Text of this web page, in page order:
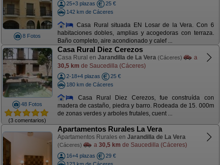
8 Fotos
25+3 plazas
25 €
142 km de Cáceres
Casa Rural situada EN Losar de la Vera. Con 6
habitaciones dobles, amplias y acogedoras con terraza.
Baño completo, aire acondionado y calef ...
48 Fotos
(3 comentarios)
Casa Rural Diez Cerezos
Casa Rural en Jarandilla de La Vera (Cáceres)
a
30,5 km de Saucedilla (Cáceres)
2-18+4 plazas
25 €
180 km de Cáceres
Casa Rural Diez Cerezos, fue construída con
madera de castaño, piedra y barro. Rodeada de 15. 000m
de zonas verdes y arboles frutales, cuent ...
Apartamentos Rurales La Vera
Apartamentos Rurales en Jarandilla de La Vera
(Cáceres) a 30,5 km de Saucedilla (Cáceres)
16+4 plazas
29 €